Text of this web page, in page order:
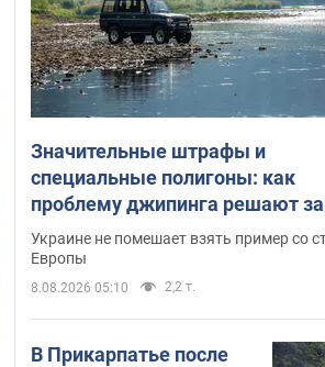
Значительные штрафы и
специальные полигоны: как
проблему джипинга решают за
границей
Украине не помешает взять пример со
Европы
8.08.2026 05:10 2,2 т.
В Прикарпатье после